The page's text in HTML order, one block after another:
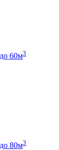
60м3
80м3